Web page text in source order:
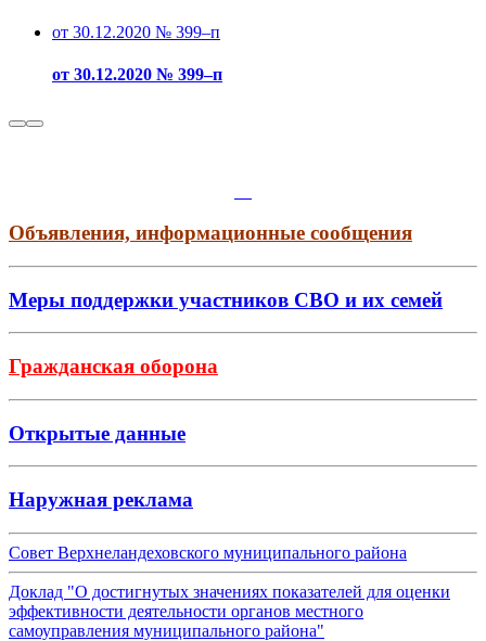
от 30.12.2020 № 399–п
от 30.12.2020 № 399–п
Объявления, информационные сообщения
Меры поддержки участников СВО и их семей
Гражданская оборона
Открытые данные
Наружная реклама
Совет Верхнеландеховского муниципального района
Доклад "О достигнутых значениях показателей для оценки
эффективности деятельности органов местного
самоуправления муниципального района"